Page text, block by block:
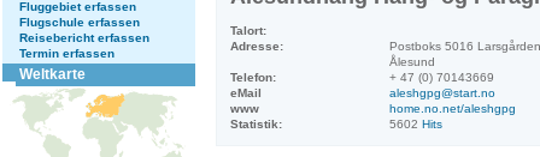
Fluggebiet erfassen
Flugschule erfassen
Reisebericht erfassen
Termin erfassen
Weltkarte
Talort:
Adresse:
Postboks 5016
Ålesund
Telefon:
+ 47 (0) 70143669
eMail
aleshgpg@start.no
www
home.no.net/aleshgpg
Statistik:
5602 Hits